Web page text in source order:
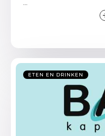
ETEN EN DRINKEN